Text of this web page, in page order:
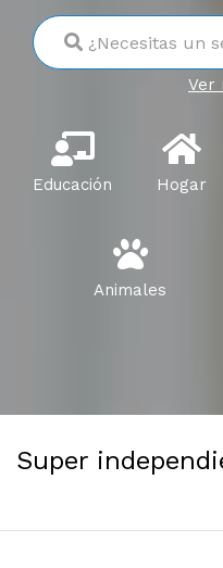
¿Necesitas un
Ver
Educación Hogar
Animales
Super